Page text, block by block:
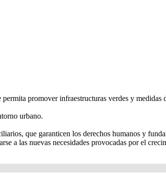
promover infraestructuras verdes y
urbano.
que garanticen los derechos humanos y
a las nuevas necesidades provocadas por el